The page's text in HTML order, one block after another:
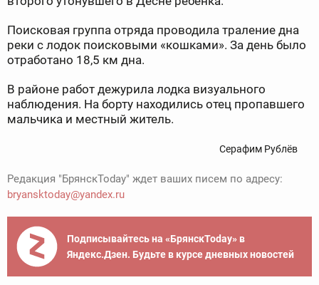
Поисковая группа отряда проводила траление дна
реки с лодок поисковыми «кошками». За день было
отработано 18,5 км дна.
В районе работ дежурила лодка визуального
наблюдения. На борту находились отец пропавшего
мальчика и местный житель.
Серафим Рублёв
Редакция "БрянскToday" ждет ваших писем по адресу:
bryansktoday@yandex.ru
Подписывайтесь на «БрянскToday» в
Яндекс.Дзен. Будьте в курсе дневных новостей